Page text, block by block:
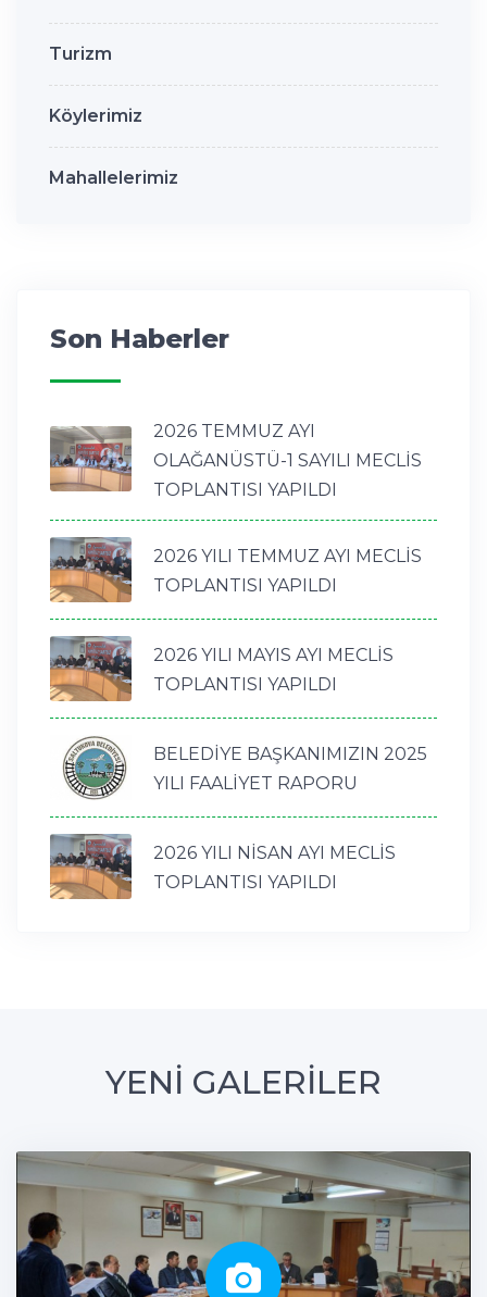
Turizm
Köylerimiz
Mahallelerimiz
Son Haberler
2026 TEMMUZ AYI
OLAĞANÜSTÜ-1 SAYILI MECLİS
TOPLANTISI YAPILDI
2026 YILI TEMMUZ AYI MECLİS
TOPLANTISI YAPILDI
2026 YILI MAYIS AYI MECLİS
TOPLANTISI YAPILDI
BELEDİYE BAŞKANIMIZIN 2025
YILI FAALİYET RAPORU
2026 YILI NİSAN AYI MECLİS
TOPLANTISI YAPILDI
YENİ GALERİLER